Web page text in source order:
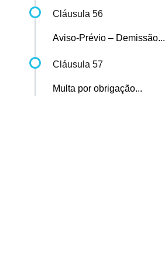
Cláusula 56
Aviso-Prévio – Demissão...
Cláusula 57
Multa por obrigação...